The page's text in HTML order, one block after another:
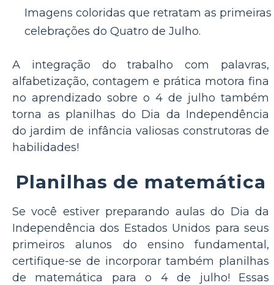
Imagens coloridas que retratam as primeiras
celebrações do Quatro de Julho.
A integração do trabalho com palavras,
alfabetização, contagem e prática motora fina
no aprendizado sobre o 4 de julho também
torna as planilhas do Dia da Independência
do jardim de infância valiosas construtoras de
habilidades!
Planilhas de matemática
Se você estiver preparando aulas do Dia da
Independência dos Estados Unidos para seus
primeiros alunos do ensino fundamental,
certifique-se de incorporar também planilhas
de matemática para o 4 de julho! Essas